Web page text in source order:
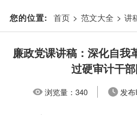
您的位置: 首页 > 范文大全 > 讲
廉政党课讲稿：深化自我
过硬审计干
浏览量：340 发布